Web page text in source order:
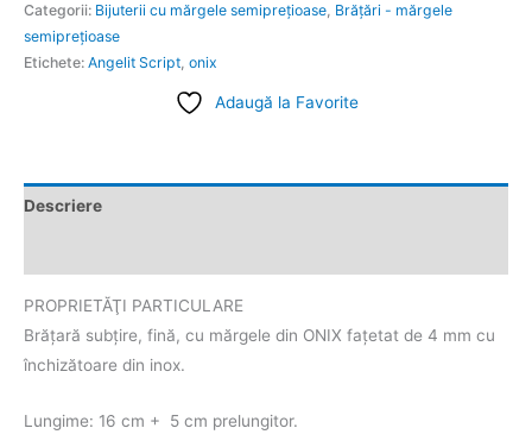
Categorii: Bijuterii cu mărgele semipreţioase, Brăţări - mărgele
semipreţioase
Etichete: Angelit Script, onix
Adaugă la Favorite
Descriere
PROPRIETĂŢI PARTICULARE
Brăţară subțire, fină, cu mărgele din ONIX fațetat de 4 mm cu
închizătoare din inox.
Lungime: 16 cm + 5 cm prelungitor.